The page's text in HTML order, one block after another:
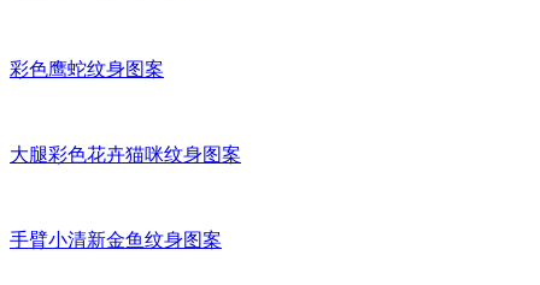
彩色鹰蛇纹身图案
大腿彩色花卉猫咪纹身图案
手臂小清新金鱼纹身图案